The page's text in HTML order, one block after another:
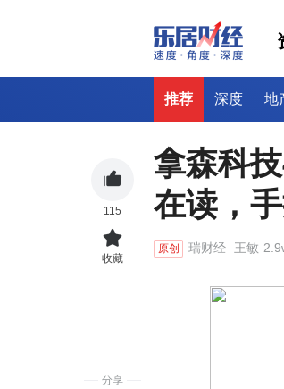
推荐 深度 地
拿森科
在读，
原创 瑞财经 王敏
115
收藏
分享